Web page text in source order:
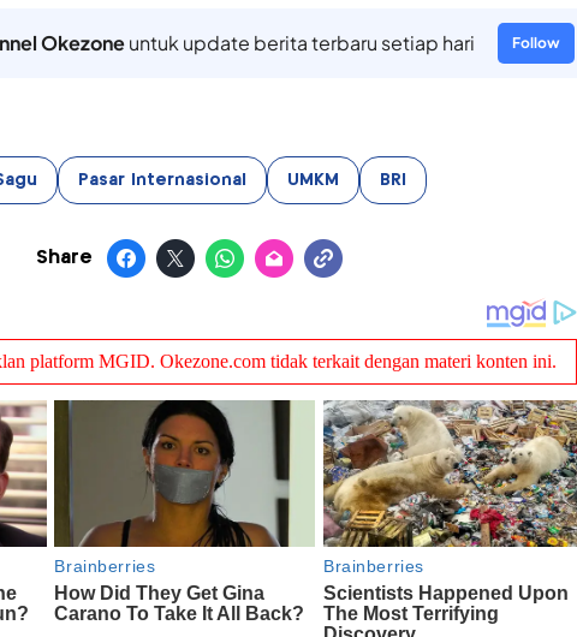
Okezoneuntuk update berita terbaru setiap hari Follow
Pasar Internasional UMKM BRI
Share